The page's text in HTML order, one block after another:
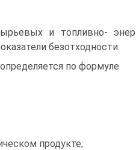
и топливно-
безотходности.
по формуле
продукте;